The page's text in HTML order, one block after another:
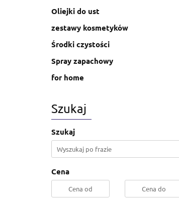
Oliejki do ust
zestawy kosmetyków
Środki czystości
Spray zapachowy
for home
Szukaj
Szukaj
Cena